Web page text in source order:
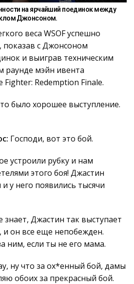
на ярчайший поединок между
Джонсоном.
веса WSOF успешно
показав с Джонсоном
и выиграв техническим
раунде мэйн ивента
Redemption Finale.
было хорошее выступление.
Господи, вот это бой.
устроили рубку и нам
этого боя! Джастин
у него появились тысячи
знает, Джастин так выступает
он все еще непобежден.
ним, если ты не его мама.
ну что за ох*енный бой, дамы
обоих за прекрасный бой.